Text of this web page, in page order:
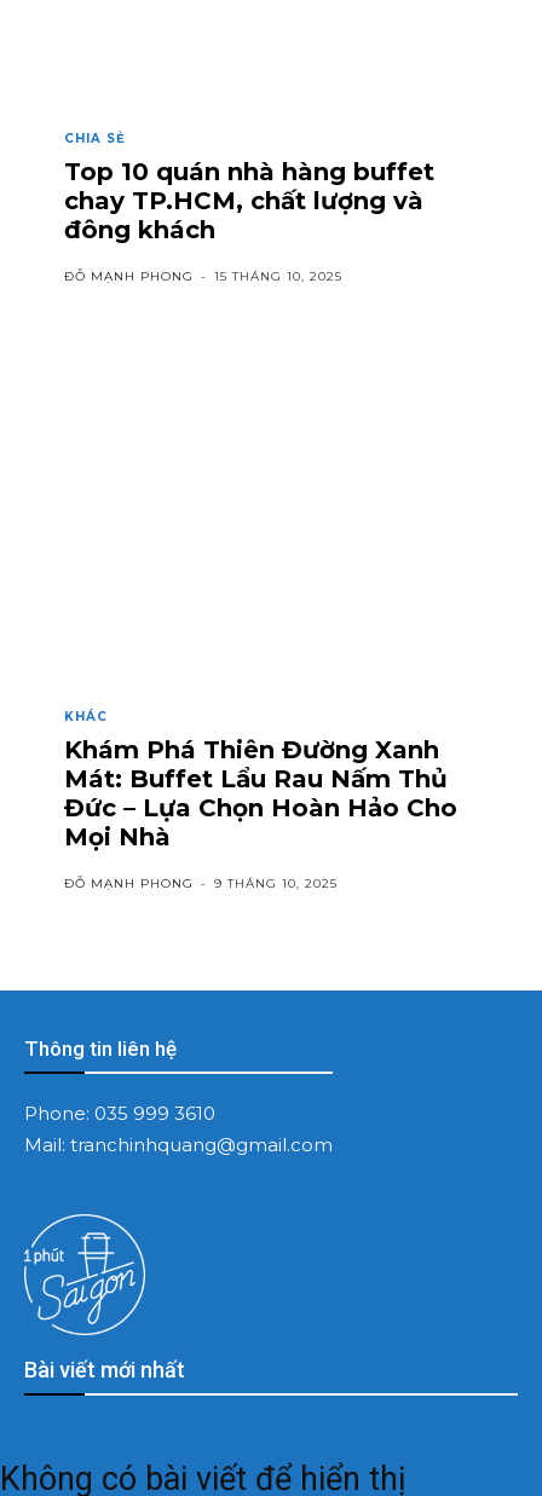
CHIA SẺ
Top 10 quán nhà hàng buffet
chay TP.HCM, chất lượng và
đông khách
ĐỖ MẠNH PHONG - 15 THÁNG 10, 2025
KHÁC
Khám Phá Thiên Đường Xanh
Mát: Buffet Lẩu Rau Nấm Thủ
Đức – Lựa Chọn Hoàn Hảo Cho
Mọi Nhà
ĐỖ MẠNH PHONG - 9 THÁNG 10, 2025
Bài viết mới nhất
Không có bài viết để hiển thị
Thông tin liên hệ
Phone: 035 999 3610
Mail: tranchinhquang@gmail.com